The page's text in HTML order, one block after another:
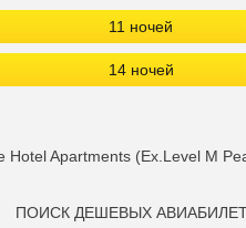
11 ночей
14 ночей
Apartments (Ex.Level M
ПОИСК ДЕШЕВЫХ